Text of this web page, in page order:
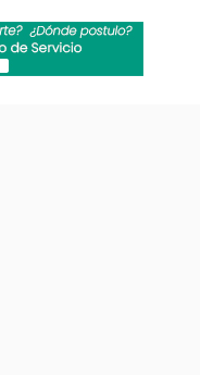
nominada al
en el
inglés) como